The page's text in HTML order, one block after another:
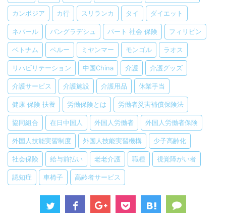
カンボジア カ行 スリランカ タイ ダイエット
ネパール バングラデシュ パート 社会 保険 フィリピン
ベトナム ペルー ミヤンマー モンゴル ラオス
リハビリテーション 中国China 介護 介護グッズ
介護サービス 介護施設 介護用品 休業手当
健康 保険 扶養 労働保険とは 労働者災害補償保険法
協同組合 在日中国人 外国人労働者 外国人労働者保険
外国人技能実習制度 外国人技能実習機構 少子高齢化
社会保険 給与前払い 老老介護 職種 視覚障がい者
認知症 車椅子 高齢者サービス